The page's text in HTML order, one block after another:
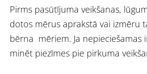
Pirms pasūtījuma veikšanas,
dotos mērus aprakstā vai izmēru
bērna mēriem. Ja nepieciešamas
minēt piezīmes pie pirkuma